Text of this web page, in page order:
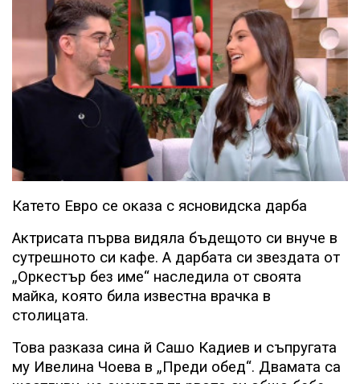
Катето Евро се оказа с ясновидска дарба
Актрисата първа видяла бъдещото си внуче в
сутрешното си кафе. А дарбата си звездата от
„Оркестър без име“ наследила от своята
майка, която била известна врачка в
столицата.
Това разказа сина й Сашо Кадиев и съпругата
му Ивелина Чоева в „Преди обед“. Двамата са